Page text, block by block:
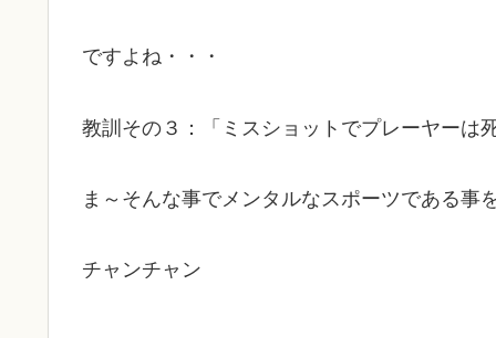
ですよね・・・
教訓その３：「ミスショットでプレーヤーは
ま～そんな事でメンタルなスポーツである事
チャンチャン